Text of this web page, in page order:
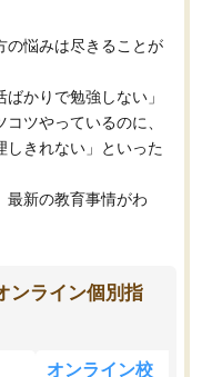
の悩みは尽きることが
かりで勉強しない」
ツやっているのに、
しきれない」といった
最新の教育事情がわ
ンライン個別指
オンライン校